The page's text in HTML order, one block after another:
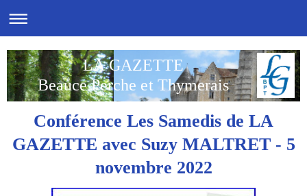
LA GAZETTE
Beauce Perche et Thymerais
Conférence Les Samedis de LA
GAZETTE avec Suzy MALTRET - 5
novembre 2022